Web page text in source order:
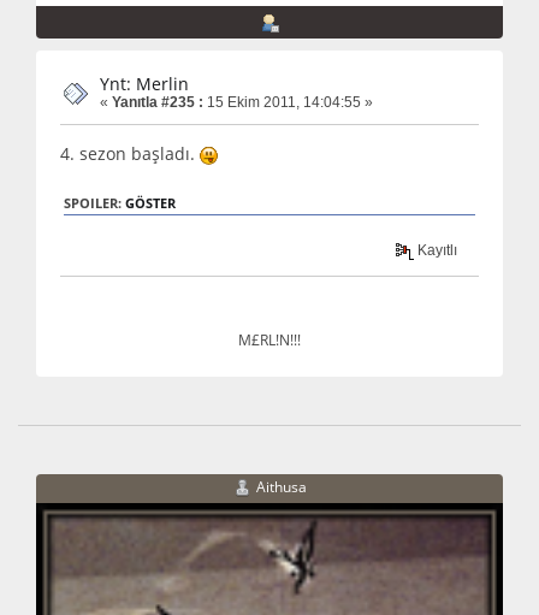
Ynt: Merlin
« Yanıtla #235 : 15 Ekim 2011, 14:04:55 »
4. sezon başladı.
SPOILER: GÖSTER
Kayıtlı
M£RL!N!!!
Aithusa